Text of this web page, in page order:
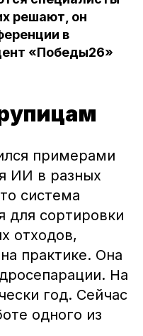
решают, он
в
«Победы26»
примерами
ИИ в разных
система
для сортировки
отходов,
практике. Она
На
год. Сейчас
одного из